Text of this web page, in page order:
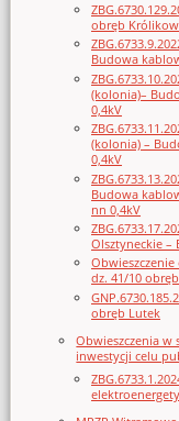
obręb
Budowa
(kolonia)–
0,4kV
(kolonia) –
0,4kV
Budowa
nn 0,4kV
Olsztyneckie –
dz. 41/10
obręb Lutek
Obwieszczenia
inwestycji celu